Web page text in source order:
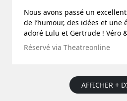
Nous avons passé un
de l’humour, des idées et une
adoré Lulu et Gertrude ! Véro
Réservé via Theatreonline
AFFICHER +